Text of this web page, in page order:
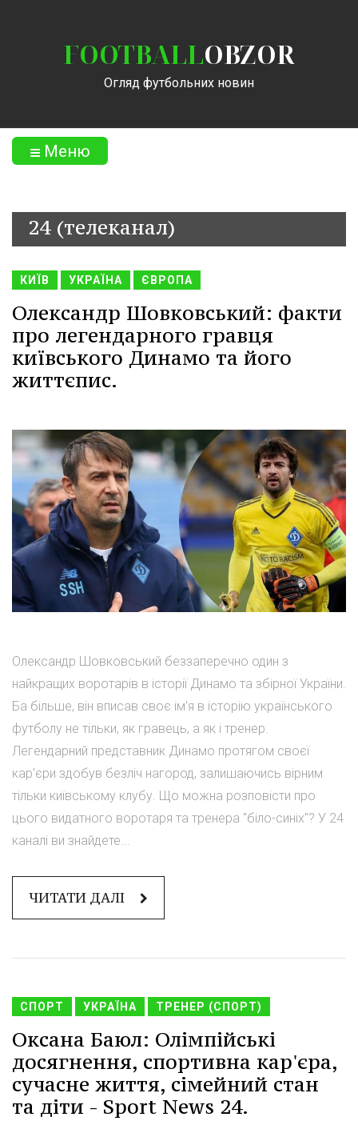
FOOTBALLOBZOR
Огляд футбольних новин
Меню
24 (телеканал)
КИЇВ УКРАЇНА ЄВРОПА
Олександр Шовковський: факти
про легендарного гравця
київського Динамо та його
життєпис.
Олександр Шовковський беззаперечно один з
найкращих воротарів в історії Динамо та збірної України.
Ба більше, він вписав своє ім'я в історію українського
футболу не тільки, як гравець, а як і тренер.
Легендарний представник Динамо протягом своєї
кар'єри здобув безліч нагород, залишаючись вірним
тільки київському клубу. Що можна розповісти про
цього видатного воротаря та тренера "біло-синіх"? У 24
каналі ви знайдете...
ЧИТАТИ ДАЛІ
СПОРТ УКРАЇНА ТРЕНЕР (СПОРТ)
Оксана Баюл: Олімпійські
досягнення, спортивна кар'єра,
сучасне життя, сімейний стан
та діти - Sport News 24.